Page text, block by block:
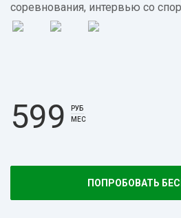
соревнования, интервью со
599
РУБ
МЕС
ПОПРОБОВАТЬ